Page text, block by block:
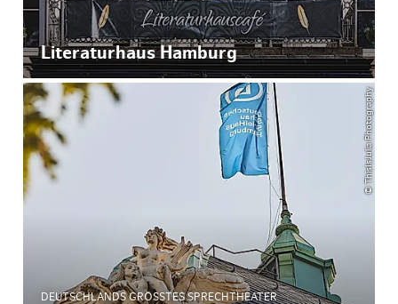
Literaturhaus Hamburg
© ThisIsJulia Photography
DEUTSCHLANDS GRÖSSTES SPRECHTHEATER